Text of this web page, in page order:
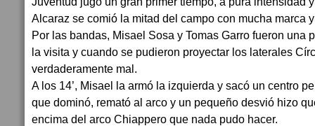
Alcaraz se comió la mitad del campo con mucha marca
Por las bandas, Misael Sosa y Tomas Garro fueron una
la visita y cuando se pudieron proyectar los laterales
verdaderamente mal.
A los 14’, Misael la armó la izquierda y sacó un centro
que dominó, remató al arco y un pequeño desvió hizo
encima del arco Chiappero que nada pudo hacer.